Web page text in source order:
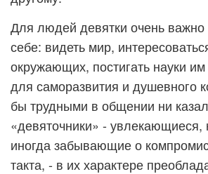
Для людей девятки очень важно
себе: видеть мир,
окружающих, постигать науки
для саморазвития и душевного
бы трудными в общении ни
«девяточники» - увлекающиеся,
иногда забывающие о
такта, - в их характере